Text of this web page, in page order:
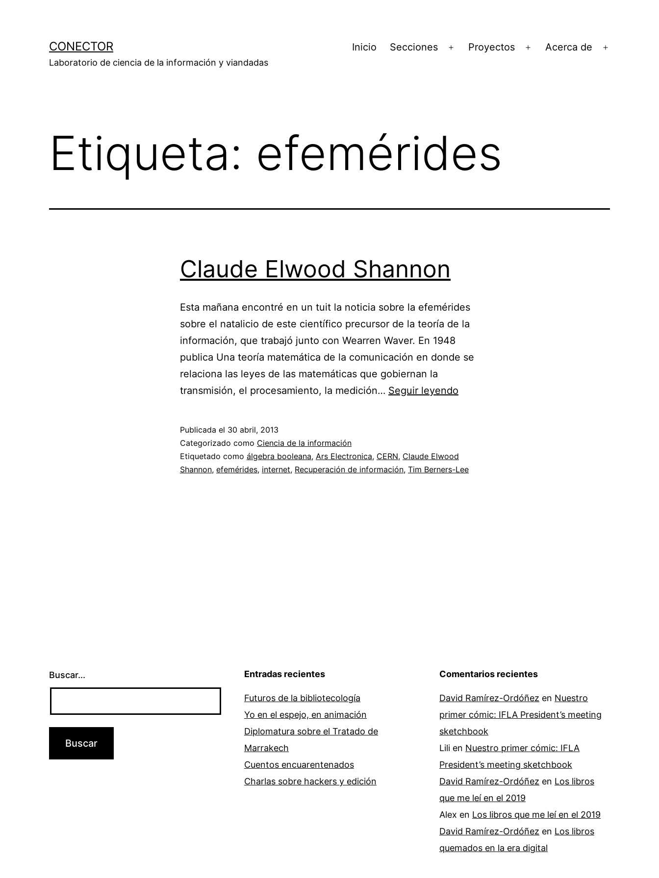
CONECTOR
Laboratorio de ciencia de la información y viandadas
Inicio Secciones
Abrir
Proyectos
Abrir
Acerca de
Etiqueta: efemérides
Claude Elwood Shannon
Esta mañana encontré en un tuit la noticia sobre la efemérides
sobre el natalicio de este científico precursor de la teoría de la
información, que trabajó junto con Wearren Waver. En 1948
publica Una teoría matemática de la comunicación en donde se
relaciona las leyes de las matemáticas que gobiernan la
transmisión, el procesamiento, la medición… Seguir leyendo
Publicada el 30 abril, 2013
Categorizado como Ciencia de la información
Etiquetado como álgebra booleana, Ars Electronica, CERN, Claude Elwood
Shannon, efemérides, internet, Recuperación de información, Tim Berners-Lee
Buscar... Entradas recientes
Futuros de la bibliotecología
Yo en el espejo, en animación
Diplomatura sobre el Tratado de
Marrakech
Cuentos encuarentenados
Charlas sobre hackers y edición
Comentarios recientes
David Ramírez-Ordóñez en Nuestro
primer cómic: IFLA President’s meeting
sketchbook
Lili en Nuestro primer cómic: IFLA
President’s meeting sketchbook
David Ramírez-Ordóñez en Los libros
que me leí en el 2019
Alex en Los libros que me leí en el 2019
David Ramírez-Ordóñez en Los libros
quemados en la era digital